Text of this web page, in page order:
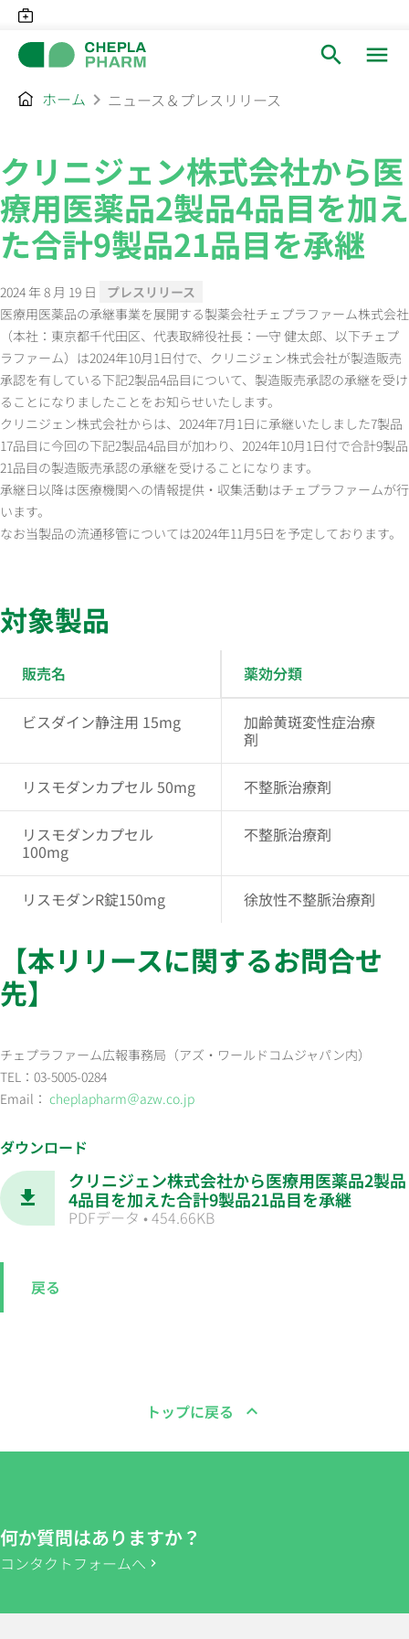
search menu
ホーム chevron_right ニュース＆プレスリリース
クリニジェン株式会社から医
療用医薬品2製品4品目を加え
た合計9製品21品目を承継
2024 年 8 月 19 日
プレスリリース
医療用医薬品の承継事業を展開する製薬会社チェプラファーム株式会社
（本社：東京都千代田区、代表取締役社長：一守 健太郎、以下チェプ
ラファーム）は2024年10月1日付で、クリニジェン株式会社が製造販売
承認を有している下記2製品4品目について、製造販売承認の承継を受け
ることになりましたことをお知らせいたします。
クリニジェン株式会社からは、2024年7月1日に承継いたしました7製品
17品目に今回の下記2製品4品目が加わり、2024年10月1日付で合計9製品
21品目の製造販売承認の承継を受けることになります。
承継日以降は医療機関への情報提供・収集活動はチェプラファームが行
います。
なお当製品の流通移管については2024年11月5日を予定しております。
対象製品
販売名 薬効分類
ビスダイン静注用 15mg 加齢黄斑変性症治療
剤
リスモダンカプセル 50mg 不整脈治療剤
リスモダンカプセル
100mg
不整脈治療剤
リスモダンR錠150mg 徐放性不整脈治療剤
【本リリースに関するお問合せ
先】
チェプラファーム広報事務局（アズ・ワールドコムジャパン内）
TEL：03-5005-0284
Email： cheplapharm＠azw.co.jp
ダウンロード
クリニジェン株式会社から医療用医薬品2製品
4品目を加えた合計9製品21品目を承継
戻る
トップに戻る expand_less
何か質問はありますか？
コンタクトフォームへ chevron_right